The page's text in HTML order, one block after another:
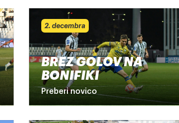
2. decembra
BREZ GOLOV NA
BONIFIKI
Preberi novico